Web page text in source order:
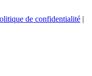
de confidentialité |